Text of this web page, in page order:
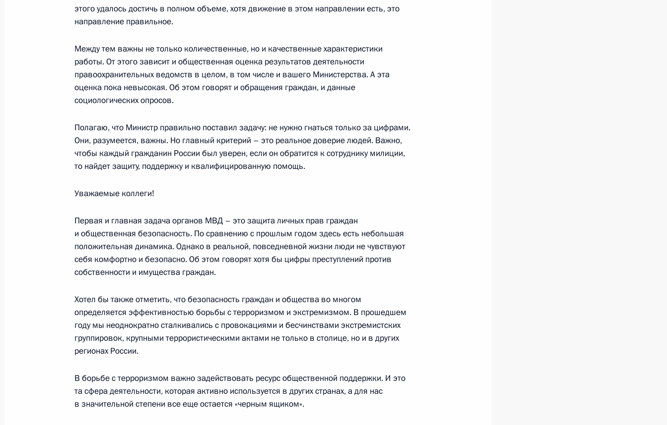
назначения на вышестоящие должности и присвоения им высших
(специальных) званий
3 февраля 2003 года, понедельник
Пресс-конференция по итогам переговоров с Председателем
3 февраля 2003 года, 00:02 Тверская область, Завидово
3 февраля 2003 года, 00:01
2 февраля 2003 года, воскресенье
Выступление на торжественном заседании, посвященном 60-
летию Сталинградской битвы
31 января 2003 года, пятница
Выступление на расширенном заседании коллегии Федеральной
31 января 2003 года, 17:39
этого удалось достичь в полном объеме, хотя движение в этом направлении есть, это
направление правильное.
Между тем важны не только количественные, но и качественные характеристики
работы. От этого зависит и общественная оценка результатов деятельности
правоохранительных ведомств в целом, в том числе и вашего Министерства. А эта
оценка пока невысокая. Об этом говорят и обращения граждан, и данные
социологических опросов.
Полагаю, что Министр правильно поставил задачу: не нужно гнаться только за цифрами.
Они, разумеется, важны. Но главный критерий – это реальное доверие людей. Важно,
чтобы каждый гражданин России был уверен, если он обратится к сотруднику милиции,
то найдет защиту, поддержку и квалифицированную помощь.
Уважаемые коллеги!
Первая и главная задача органов МВД – это защита личных прав граждан
и общественная безопасность. По сравнению с прошлым годом здесь есть небольшая
положительная динамика. Однако в реальной, повседневной жизни люди не чувствуют
себя комфортно и безопасно. Об этом говорят хотя бы цифры преступлений против
собственности и имущества граждан.
Хотел бы также отметить, что безопасность граждан и общества во многом
определяется эффективностью борьбы с терроризмом и экстремизмом. В прошедшем
году мы неоднократно сталкивались с провокациями и бесчинствами экстремистских
группировок, крупными террористическими актами не только в столице, но и в других
регионах России.
В борьбе с терроризмом важно задействовать ресурс общественной поддержки. И это
та сфера деятельности, которая активно используется в других странах, а для нас
в значительной степени все еще остается «черным ящиком».